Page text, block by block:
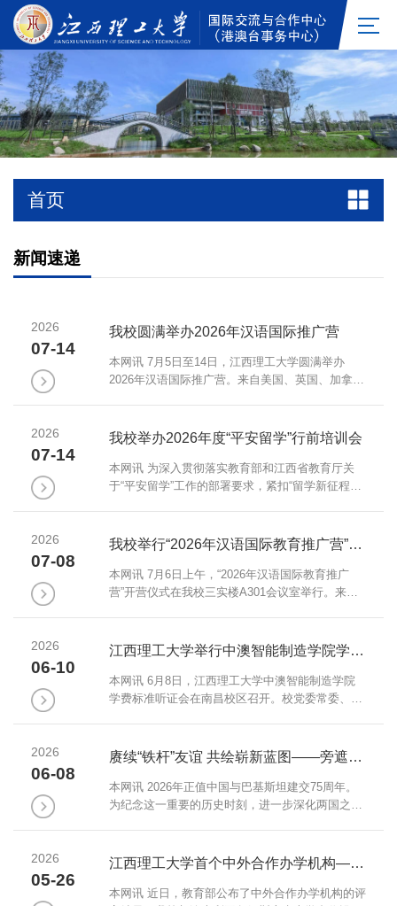
首页
新闻速递
2026
07-14
我校圆满举办2026年汉语国际推广营
本网讯 7月5日至14日，江西理工大学圆满举办
2026年汉语国际推广营。来自美国、英国、加拿
省教育厅国际合作与交流处胡悦老师到校指导，校
党委常委、副校长熊志华出席开营与闭营仪式，国
际交流与合作处相关负责人、规划设计学院和国际
教育学院等教师代表共同参与相关活动。(汉推营集
2026
07-14
我校举办2026年度“平安留学”行前培训会
本网讯 为深入贯彻落实教育部和江西省教育厅关
于“平安留学”工作的部署要求，紧扣“留学新征程，
校长董冰岩出席培训会并致辞，人事处、国际交流
与合作处、各学部（学院）相关负责人及师生参加
培训会。培训会由国际交流与合作处处长蔡进宝主
持。董冰岩在讲话中谈到，留学师生要把“平安留
2026
07-08
我校举行“2026年汉语国际教育推广营”开营仪式
本网讯 7月6日上午，“2026年汉语国际教育推广
营”开营仪式在我校三实楼A301会议室举行。来自
旅。校党委常委、副校长熊志华出席仪式，国际交
流与合作处负责人、教师代表等共同参加。熊志华
代表学校向远道而来的华裔师生致以热烈欢迎，并
简要介绍了我校办学历程与学科特色。他指出，今
2026
06-10
江西理工大学举行中澳智能制造学院学费标准听证会
本网讯 6月8日，江西理工大学中澳智能制造学院
学费标准听证会在南昌校区召开。校党委常委、副
表、政协委员，我校相关职能部门负责人，教师代
表、家长代表、学生代表等参加听证会。黄志繁主
持听证会。他表示，本次听证会旨在依法依规、科
学民主地制定中外合作办学学费标准，希望通过召
2026
06-08
赓续“铁杆”友谊 共绘崭新蓝图——旁遮普大学孔子学院举办庆祝中巴建交75周年系列活动
本网讯 2026年正值中国与巴基斯坦建交75周年。
为纪念这一重要的历史时刻，进一步深化两国之间
领馆的指导与支持下，成功举办了一系列主题鲜
明、内容丰富的庆祝活动。活动涵盖学术研讨、文
化互动及中巴文学作品互译等多个维度。中国驻拉
2026
05-26
江西理工大学首个中外合作办学机构——“江西理工大学中澳智能制造学院”获批设立
本网讯 近日，教育部公布了中外合作办学机构的评